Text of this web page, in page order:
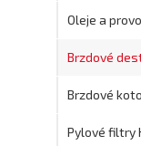
Oleje a
Brzdové
Brzdové
Pylové filtry